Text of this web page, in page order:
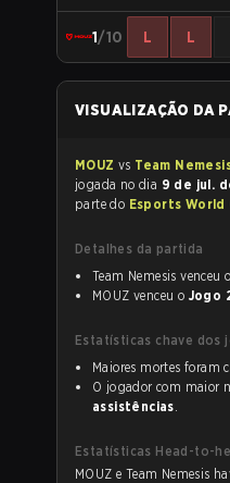
1/10 L L
VISUALIZAÇÃO DA
MOUZ vs Team
jogada no dia 9 de jul.
parte do Esports World
Detalhes da partida
Team Nemesis venceu o
MOUZ venceu o Jogo
Estatísticas chave dos
Maiores mortes foram
O jogador com maior
assistências.
Estatísticas Head-to-